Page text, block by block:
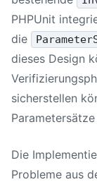
PHPUnit
die
dieses Design
sicherstellen
Die
Probleme aus